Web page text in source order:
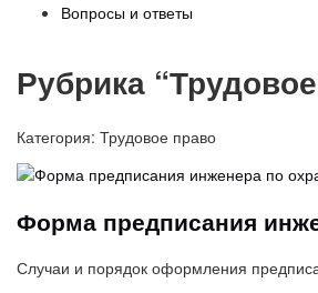
Вопросы и ответы
Рубрика
Категория: Трудовое право
Форма предписания
Случаи и порядок оформления